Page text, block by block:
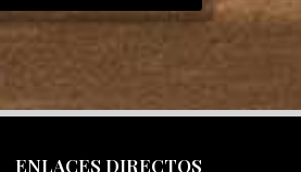
ENLACES DIRECTOS